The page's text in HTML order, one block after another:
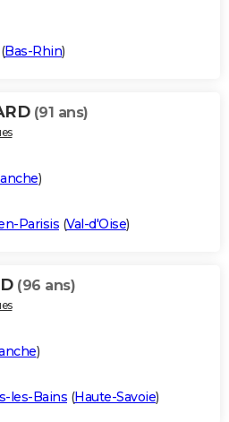
Bas-Rhin)
(91 ans)
)
Parisis (Val-d'Oise)
(96 ans)
)
les-Bains (Haute-Savoie)